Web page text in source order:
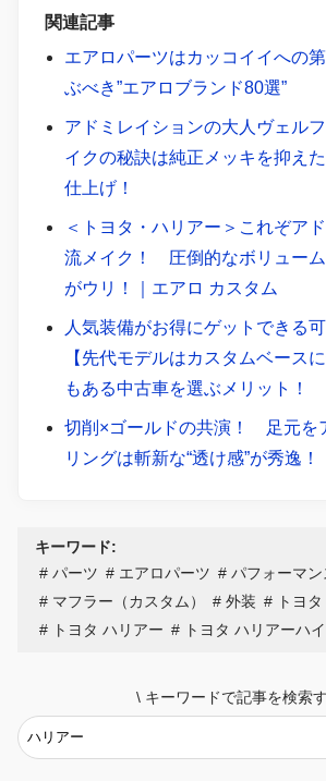
関連記事
エアロパーツはカッコイイへの
ぶべき”エアロブランド80選”
アドミレイションの大人ヴェル
イクの秘訣は純正メッキを抑え
仕上げ！
＜トヨタ・ハリアー＞これぞア
流メイク！ 圧倒的なボリュー
がウリ！｜エアロ カスタム
人気装備がお得にゲットできる
【先代モデルはカスタムベース
もある中古車を選ぶメリット！
切削×ゴールドの共演！ 足元を
リングは斬新な“透け感”が秀逸！
キーワード:
パーツ
エアロパーツ
パフォーマン
マフラー（カスタム）
外装
トヨタ
トヨタ ハリアー
トヨタ ハリアーハ
\ キーワードで記事を検索